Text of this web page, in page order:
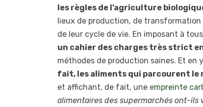
les règles de l’agriculture
lieux de production, de
de leur cycle de vie. En imposant à
un cahier des charges très strict
méthodes de production saines. Et
fait, les aliments qui parcourent le
et affichant, de fait, une empreinte
alimentaires des supermarchés ont-ils